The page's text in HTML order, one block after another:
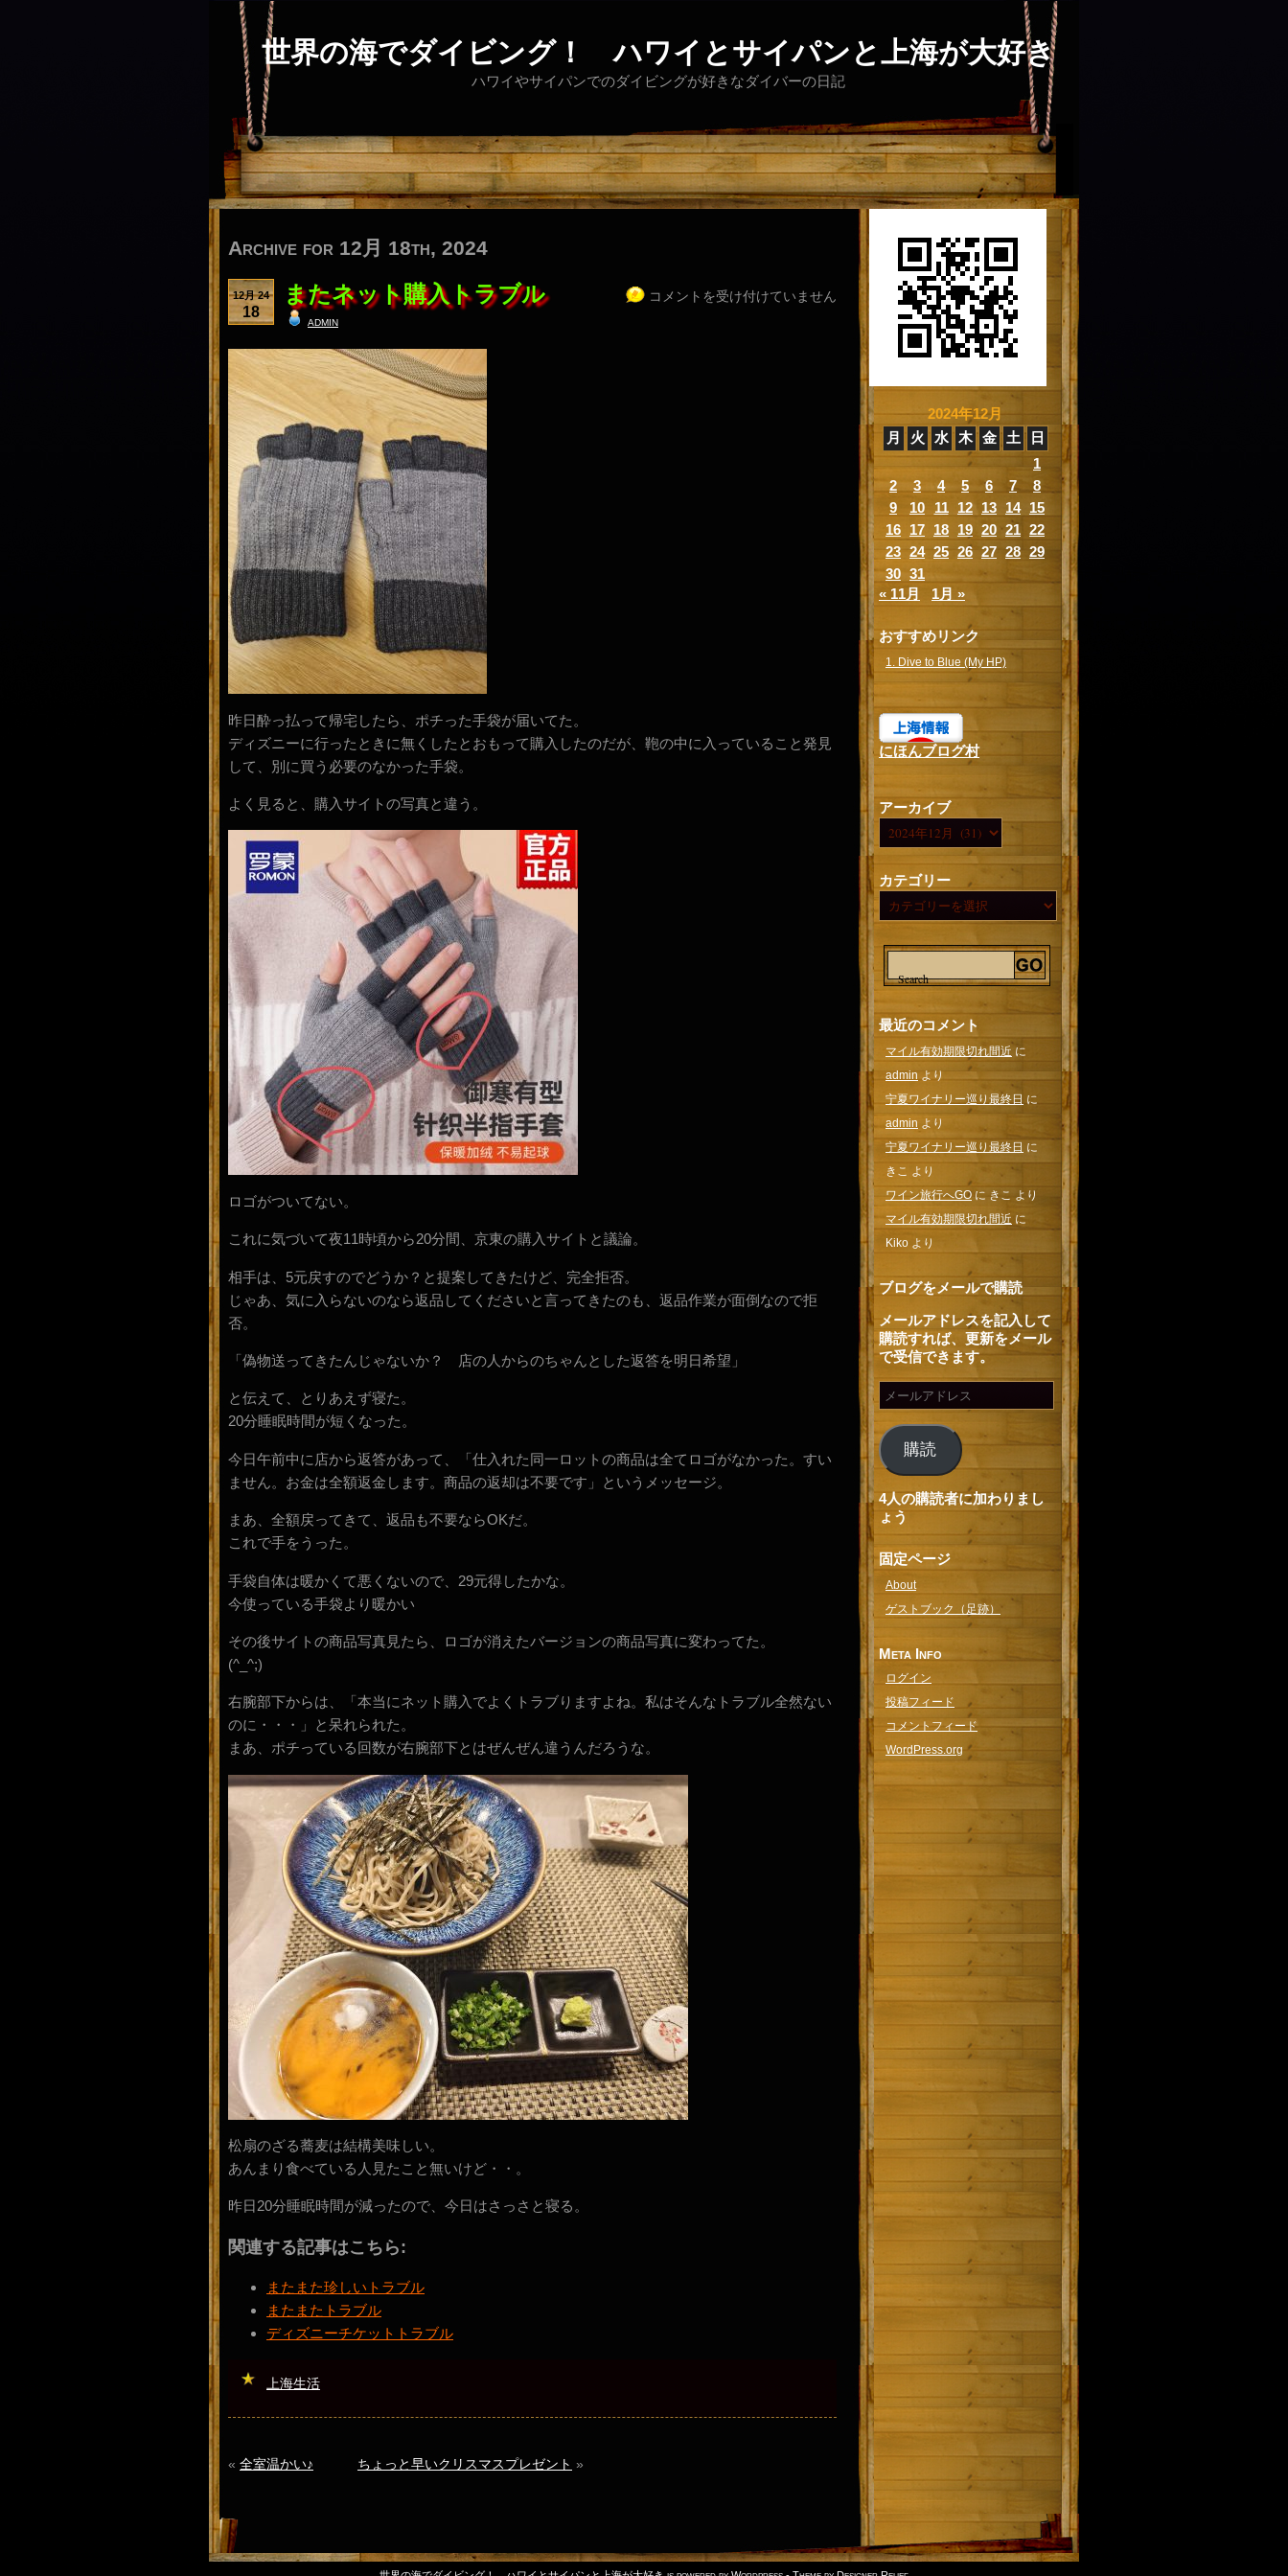
世界の海でダイビング！ ハワイとサイパンと上海が大好き
ハワイやサイパンでのダイビングが好きなダイバーの日記
Archive for 12月 18th, 2024
12月 24
18
またネット購入トラブル
admin
コメントを受け付けていません
昨日酔っ払って帰宅したら、ポチった手袋が届いてた。
ディズニーに行ったときに無くしたとおもって購入したのだが、鞄の中に入っていること発見
して、別に買う必要のなかった手袋。
よく見ると、購入サイトの写真と違う。
ロゴがついてない。
これに気づいて夜11時頃から20分間、京東の購入サイトと議論。
相手は、5元戻すのでどうか？と提案してきたけど、完全拒否。
じゃあ、気に入らないのなら返品してくださいと言ってきたのも、返品作業が面倒なので拒
否。
「偽物送ってきたんじゃないか？ 店の人からのちゃんとした返答を明日希望」
と伝えて、とりあえず寝た。
20分睡眠時間が短くなった。
今日午前中に店から返答があって、「仕入れた同一ロットの商品は全てロゴがなかった。すい
ません。お金は全額返金します。商品の返却は不要です」というメッセージ。
まあ、全額戻ってきて、返品も不要ならOKだ。
これで手をうった。
手袋自体は暖かくて悪くないので、29元得したかな。
今使っている手袋より暖かい
その後サイトの商品写真見たら、ロゴが消えたバージョンの商品写真に変わってた。
(^_^;)
右腕部下からは、「本当にネット購入でよくトラブりますよね。私はそんなトラブル全然ない
のに・・・」と呆れられた。
まあ、ポチっている回数が右腕部下とはぜんぜん違うんだろうな。
松扇のざる蕎麦は結構美味しい。
あんまり食べている人見たこと無いけど・・。
昨日20分睡眠時間が減ったので、今日はさっさと寝る。
関連する記事はこちら:
またまた珍しいトラブル
またまたトラブル
ディズニーチケットトラブル
上海生活
« 全室温かい♪ ちょっと早いクリスマスプレゼント »
2024年12月
月
火 水 木 金 土
日
1
2
3 4 5 6 7
8
9
10 11 12 13 14 15
16 17 18 19 20 21 22
23 24 25 26 27 28 29
30 31
« 11月
1月 »
おすすめリンク
1. Dive to Blue (My HP)
にほんブログ村
アーカイブ
カテゴリー
最近のコメント
マイル有効期限切れ間近 に
admin より
宁夏ワイナリー巡り最終日 に
admin より
宁夏ワイナリー巡り最終日 に
きこ より
ワイン旅行へGO に きこ より
マイル有効期限切れ間近 に
Kiko より
ブログをメールで購読
メールアドレスを記入して
購読すれば、更新をメール
で受信できます。
購読
4人の購読者に加わりまし
ょう
固定ページ
About
ゲストブック（足跡）
Meta Info
ログイン
投稿フィード
コメントフィード
WordPress.org